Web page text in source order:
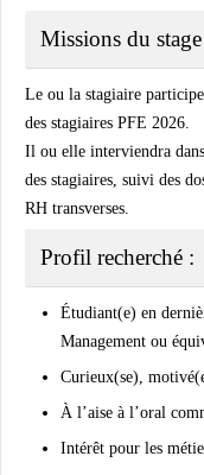
Missions du
Le ou la stagiaire
des stagiaires PFE 2026.
Il ou elle interviendra
des stagiaires, suivi des
RH transverses.
Profil recherché :
Étudiant(e) en
Management ou
Curieux(se),
À l’aise à l’oral
Intérêt pour les